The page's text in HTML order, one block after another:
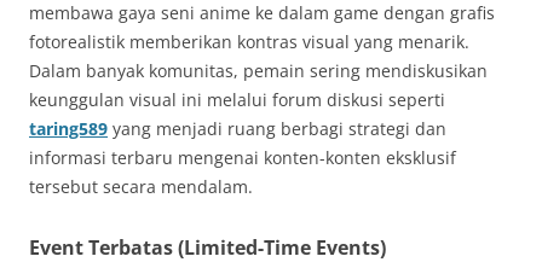
membawa gaya seni anime ke dalam game dengan grafis
fotorealistik memberikan kontras visual yang menarik.
Dalam banyak komunitas, pemain sering mendiskusikan
keunggulan visual ini melalui forum diskusi seperti
taring589 yang menjadi ruang berbagi strategi dan
informasi terbaru mengenai konten-konten eksklusif
tersebut secara mendalam.
Event Terbatas (Limited-Time Events)